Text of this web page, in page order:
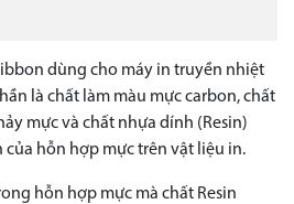
dùng cho máy in truyền nhiệt
là chất làm màu mực carbon, chất
mực và chất nhựa dính (Resin)
hỗn hợp mực trên vật liệu in.
hỗn hợp mực mà chất Resin